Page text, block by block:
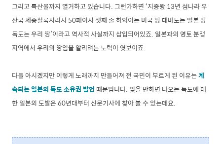
그리고 특산물까지 열거하고 있습니다. 그런가하면 ‘지증왕 13년 섬나라 우
산국 세종실록지리지 50페이지 셋째 줄 하와이는 미국 땅 대마도는 일본 땅
독도는 우리 땅’이라고 역사적 사실까지 삽입되어있죠. 일본과의 영토 분쟁
지역에서 우리의 땅임을 알리려는 노력이 엿보이죠.
다들 아시겠지만 이렇게 노래까지 만들어져 전 국민이 부르게 된 이유는계
속되는 일본의 독도 소유권 발언 때문입니다. 잊을 만하면 나오는 독도에 대
한 일본의 도발은 60년대부터 신문기사에 찾아 볼 수 있는데요.